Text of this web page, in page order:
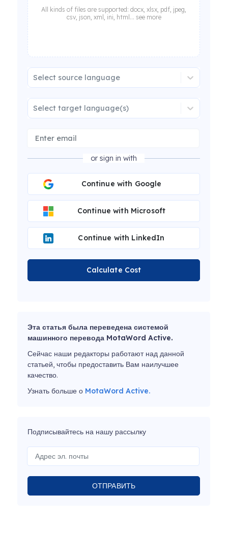
All kinds of files are supported: docx, xlsx, pdf, jpeg,
csv, json, xml, ini, html... see more
Select source language
Select target language(s)
or sign in with
Continue with Google
Continue with Microsoft
Continue with LinkedIn
Calculate Cost
Эта статья была переведена системой
машинного перевода MotaWord Active.
Сейчас наши редакторы работают над данной
статьей, чтобы предоставить Вам наилучшее
качество.
Узнать больше о MotaWord Active.
Подписывайтесь на нашу рассылку
ОТПРАВИТЬ